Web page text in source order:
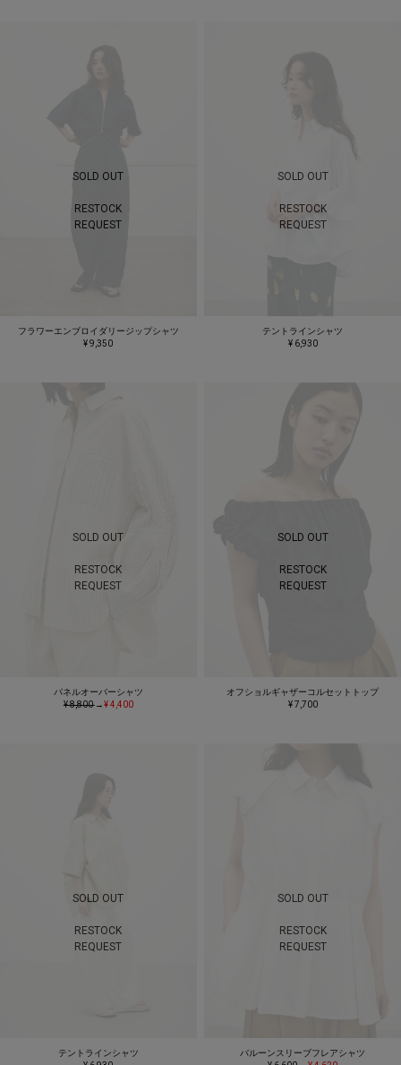
SOLD OUT
RESTOCK
REQUEST
フラワーエンブロイダリージップシャツ
¥ 9,350
SOLD OUT
RESTOCK
REQUEST
テントラインシャツ
¥ 6,930
SOLD OUT
RESTOCK
REQUEST
パネルオーバーシャツ
¥ 8,800→¥ 4,400
SOLD OUT
RESTOCK
REQUEST
オフショルギャザーコルセットトップ
¥ 7,700
SOLD OUT
RESTOCK
REQUEST
テントラインシャツ
SOLD OUT
RESTOCK
REQUEST
バルーンスリーブフレアシャツ